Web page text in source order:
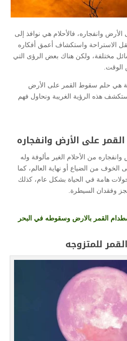
وانفجاره، فالأحلام هي نوافذ إلى
الاستراحة واستكشاف أعمق أفكاره
مختلفة، ولكن هناك بعض الرؤى التي
هي حلم سقوط القمر على الأرض
هذه الرؤية الغريبة ونحاول فهم
على الأرض وانفجاره
من الأحلام الغير مألوفة وله
الخوف من الضياع أو نهاية العالم، كما
هامة في الحياة بشكل عام، كذلك
وفقدان السيطرة.
القمر بالارض وسقوطه في البحر
للمتزوجه